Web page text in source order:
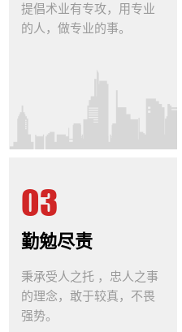
提倡术业有专攻，用专业
的人，做专业的事。
03
勤勉尽责
秉承受人之托 ，忠人之事
的理念，敢于较真，不畏
强势。